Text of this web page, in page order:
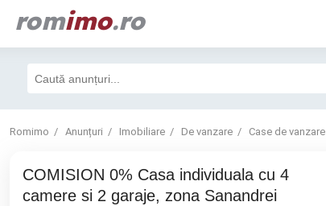
romimo.ro
Romimo Anunțuri Imobiliare De vanzare Case de vanzare
COMISION 0% Casa individuala cu 4
camere si 2 garaje, zona Sanandrei